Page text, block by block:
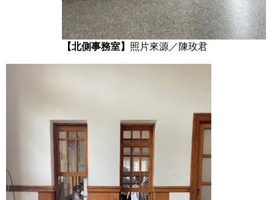
【北側事務室】 照片來源／陳玫君